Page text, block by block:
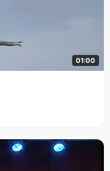
幼儿园的玩具堆里，下午
母找了一天。 周文涛
，一丝不苟。"小时候爸爸
必须在这个时间内认真完
画、上色等工序都必须依
作业的时候偷看电视、听音
的，周文涛将这种规定形成
音乐老师建议选择一门乐
习好几个小时，嘴唇四周磨
他，想到自己好不容易考
下决心认真学习。作为艺
01:00